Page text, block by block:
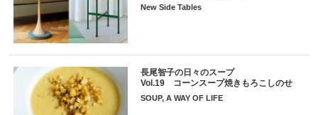
New Side Tables
長尾智子の日々のスープ
Vol.19 コーンスープ焼きもろこしのせ
SOUP, A WAY OF LIFE